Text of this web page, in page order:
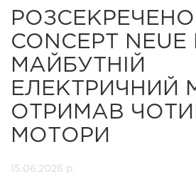
РОЗСЕКРЕЧЕНО
CONCEPT
МАЙБУТНІЙ
ЕЛЕКТРИЧНИЙ
ОТРИМАВ
МОТОРИ
15.06.2026 р.